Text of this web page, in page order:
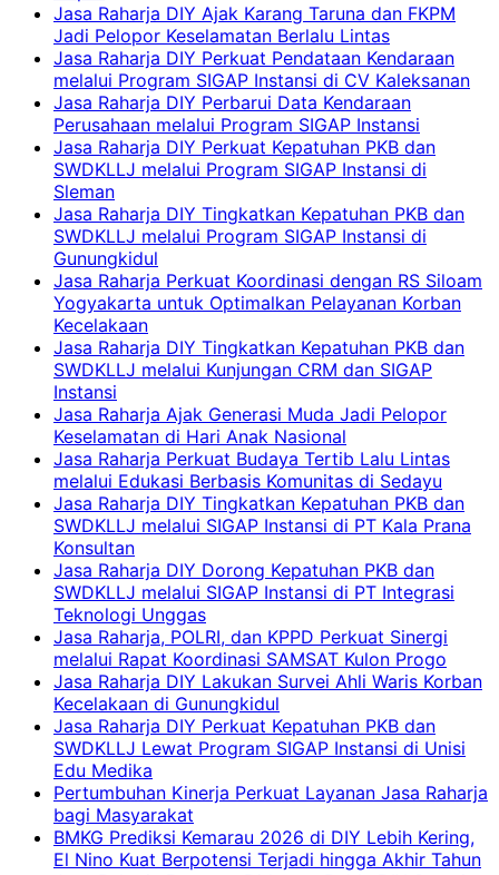
Jasa Raharja DIY Ajak Karang Taruna dan FKPM
Jadi Pelopor Keselamatan Berlalu Lintas
Jasa Raharja DIY Perkuat Pendataan Kendaraan
melalui Program SIGAP Instansi di CV Kaleksanan
Jasa Raharja DIY Perbarui Data Kendaraan
Perusahaan melalui Program SIGAP Instansi
Jasa Raharja DIY Perkuat Kepatuhan PKB dan
SWDKLLJ melalui Program SIGAP Instansi di
Sleman
Jasa Raharja DIY Tingkatkan Kepatuhan PKB dan
SWDKLLJ melalui Program SIGAP Instansi di
Gunungkidul
Jasa Raharja Perkuat Koordinasi dengan RS Siloam
Yogyakarta untuk Optimalkan Pelayanan Korban
Kecelakaan
Jasa Raharja DIY Tingkatkan Kepatuhan PKB dan
SWDKLLJ melalui Kunjungan CRM dan SIGAP
Instansi
Jasa Raharja Ajak Generasi Muda Jadi Pelopor
Keselamatan di Hari Anak Nasional
Jasa Raharja Perkuat Budaya Tertib Lalu Lintas
melalui Edukasi Berbasis Komunitas di Sedayu
Jasa Raharja DIY Tingkatkan Kepatuhan PKB dan
SWDKLLJ melalui SIGAP Instansi di PT Kala Prana
Konsultan
Jasa Raharja DIY Dorong Kepatuhan PKB dan
SWDKLLJ melalui SIGAP Instansi di PT Integrasi
Teknologi Unggas
Jasa Raharja, POLRI, dan KPPD Perkuat Sinergi
melalui Rapat Koordinasi SAMSAT Kulon Progo
Jasa Raharja DIY Lakukan Survei Ahli Waris Korban
Kecelakaan di Gunungkidul
Jasa Raharja DIY Perkuat Kepatuhan PKB dan
SWDKLLJ Lewat Program SIGAP Instansi di Unisi
Edu Medika
Pertumbuhan Kinerja Perkuat Layanan Jasa Raharja
bagi Masyarakat
BMKG Prediksi Kemarau 2026 di DIY Lebih Kering,
El Nino Kuat Berpotensi Terjadi hingga Akhir Tahun